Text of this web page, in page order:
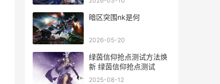
暗区突围nk是何
2026-05-20
绿茵信仰抢点测试方法焕
新 绿茵信仰抢点测试
2025-08-12